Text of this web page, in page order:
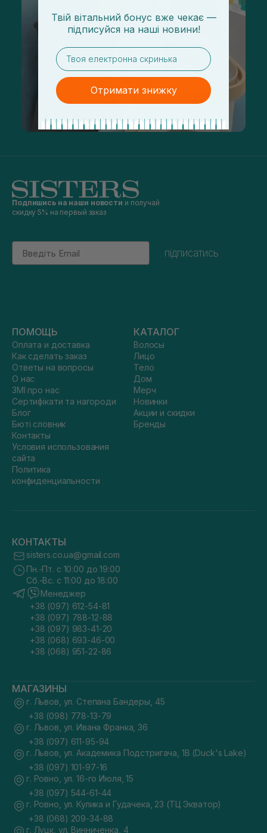
Подпишись на наши новости и получай
скидку 5% на первый заказ
Email
підписатись
ПОМОЩЬ
Оплата и доставка
Как сделать заказ
Ответы на вопросы
О нас
ЗМІ про нас
Сертифікати та нагороди
Блог
Бюті словник
Контакты
Условия использования
сайта
Политика
конфиденциальности
КАТАЛОГ
Волосы
Лицо
Тело
Дом
Мерч
Новинки
Акции и скидки
Бренды
КОНТАКТЫ
sisters.co.ua@gmail.com
Пн.-Пт. с 10:00 до 19:00
Сб.-Вс. с 11:00 до 18:00
Менеджер
+38 (097) 612-54-81
+38 (097) 788-12-88
+38 (097) 983-41-20
+38 (068) 693-46-00
+38 (068) 951-22-86
МАГАЗИНЫ
г. Львов, ул. Степана Бандеры, 45
+38 (098) 778-13-79
г. Львов, ул. Ивана Франка, 36
+38 (097) 611-95-94
г. Львов, ул. Академика Подстригача, 1В (Duck's Lake)
+38 (097) 101-97-16
г. Ровно, ул. 16-го Июля, 15
+38 (097) 544-61-44
г. Ровно, ул. Кулика и Гудачека, 23 (ТЦ Экватор)
+38 (068) 209-34-88
г. Луцк, ул. Винниченка, 4
Твій вітальний бонус вже чекає —
підписуйся на наші новини!
email
Отримати знижку